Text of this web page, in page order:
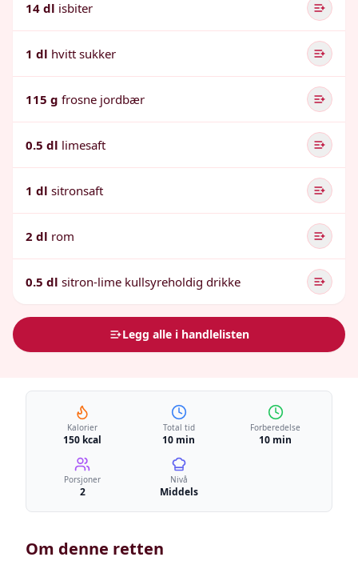
14 dl isbiter
1 dl hvitt sukker
115 g frosne jordbær
0.5 dl limesaft
1 dl sitronsaft
2 dl rom
0.5 dl sitron-lime kullsyreholdig drikke
Legg alle i handlelisten
Kalorier
150 kcal
Total tid
10 min
Forberedelse
10 min
Porsjoner
2
Nivå
Middels
Om denne retten